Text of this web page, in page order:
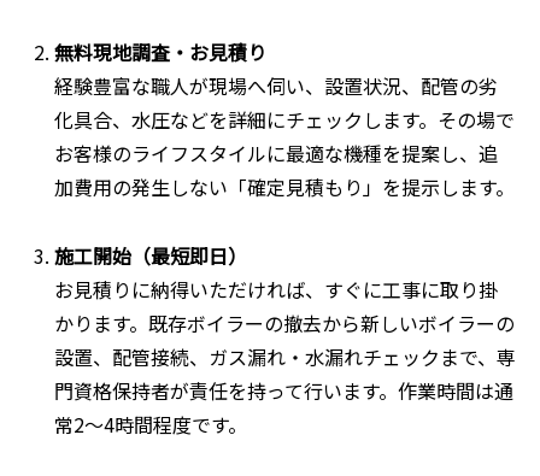
無料現地調査・お見積り
経験豊富な職人が現場へ伺い、設置状況、配管の劣
化具合、水圧などを詳細にチェックします。その場で
お客様のライフスタイルに最適な機種を提案し、追
加費用の発生しない「確定見積もり」を提示します。
施工開始（最短即日）
お見積りに納得いただければ、すぐに工事に取り掛
かります。既存ボイラーの撤去から新しいボイラーの
設置、配管接続、ガス漏れ・水漏れチェックまで、専
門資格保持者が責任を持って行います。作業時間は通
常2〜4時間程度です。